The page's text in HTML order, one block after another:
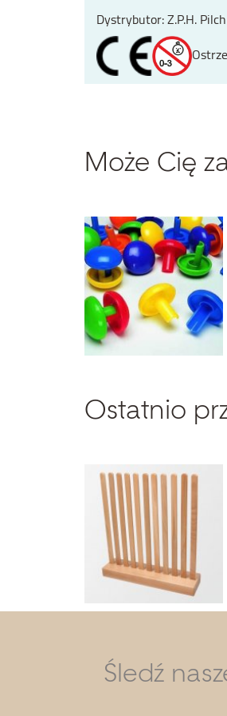
Dystrybutor: Z.P.H. Pilch
Może Cię
Ostatnio
Śledź